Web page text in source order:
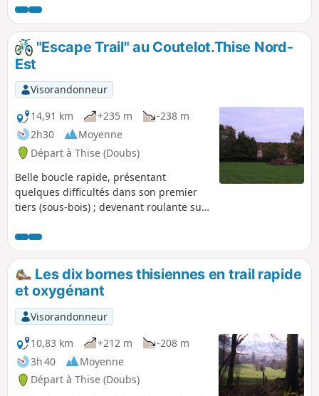
sur sa colline, Roche-lez-Beaupré
(clocher comtois, panneaux découverte),
beaux platanes et tilleuls centenaires au
bord du Canal du Rhône au Rhin, jolie
vue sur l'église de Chalèze. Retour à
Thise par la route, hangars classés de
type Eiffel (1938) sur l'aérodrome puis
via le centre historique (fontaines,
Église Saint-Hilaire).
"Escape Trail" au Coutelot.Thise Nord-
Est
Visorandonneur
14,91 km
+235 m
-238 m
2h30
Moyenne
Départ à Thise (Doubs)
Belle boucle rapide, présentant
quelques difficultés dans son premier
tiers (sous-bois) ; devenant roulante sur
caillouteuses jusqu'à Thise. Beaux
chemins de vision selon la période.
Forêt composée de nombreuses
essences d'arbres. Possibilité de
rencontre avec une faune très variée
selon les périodes et la chance.
Les dix bornes thisiennes en trail rapide
et oxygénant
Visorandonneur
10,83 km
+212 m
-208 m
3h 40
Moyenne
Départ à Thise (Doubs)